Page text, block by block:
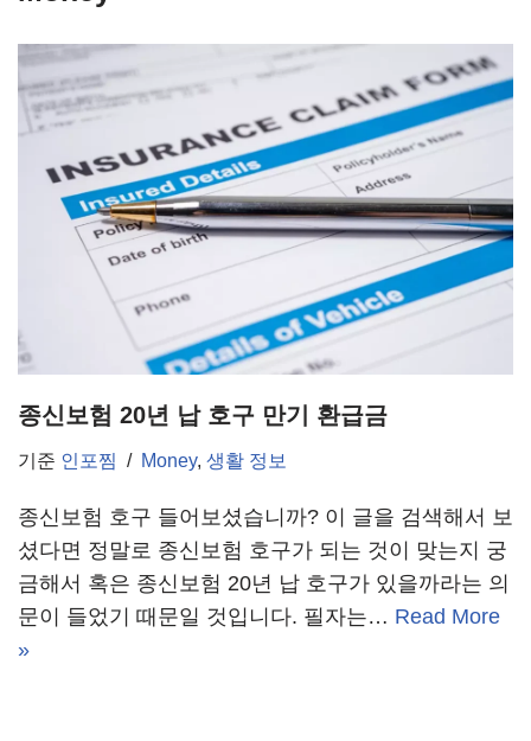
종신보험 20년 납 호구 만기 환급금
기준 인포찜 Money, 생활 정보
종신보험 호구 들어보셨습니까? 이 글을 검색해서 보
셨다면 정말로 종신보험 호구가 되는 것이 맞는지 궁
금해서 혹은 종신보험 20년 납 호구가 있을까라는 의
문이 들었기 때문일 것입니다. 필자는… Read More
»